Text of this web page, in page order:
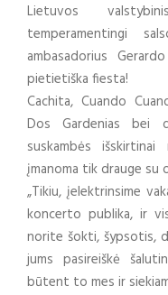
Lietuvos
temperamentingi
ambasadorius
pietietiška fiesta!
Cachita, Cuando
Dos Gardenias bei
suskambės
įmanoma tik drauge su
„Tikiu, įelektrinsime
koncerto publika, ir
norite šokti, šypsotis,
jums pasireiškė
būtent to mes ir